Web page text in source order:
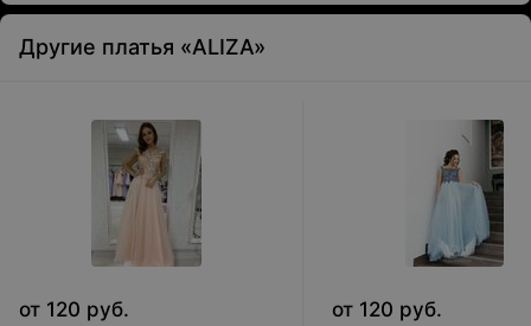
Другие платья «ALIZA»
от 120 руб. от 120 руб.